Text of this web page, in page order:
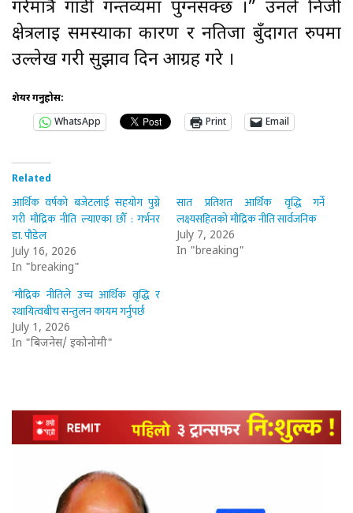
गरेमात्रै गाडी गन्तव्यमा पुग्नसक्छ ।” उनले निजी
क्षेत्रलाई समस्याका कारण र नतिजा बुँदागत रुपमा
उल्लेख गरी सुझाव दिन आग्रह गरे ।
शेयर गर्नुहोस:
WhatsApp
Print Email
Related
आर्थिक वर्षको बजेटलाई सहयोग पुग्ने
गरी मौद्रिक नीति ल्याएका छौँ : गर्भनर
डा. पौडेल
July 16, 2026
In "breaking"
सात प्रतिशत आर्थिक वृद्धि गर्ने
लक्ष्यसहितको मौद्रिक नीति सार्वजनिक
July 7, 2026
In "breaking"
‘मौद्रिक नीतिले उच्च आर्थिक वृद्धि र
स्थायित्वबीच सन्तुलन कायम गर्नुपर्छ
July 1, 2026
In "बिजनेस/ इकोनोमी"